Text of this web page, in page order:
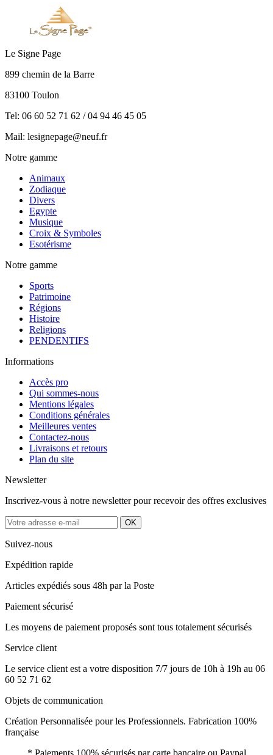
Le Signe Page
899 chemin de la Barre
83100 Toulon
Tel: 06 60 52 71 62 / 04 94 46 45 05
Mail: lesignepage@neuf.fr
Notre gamme
Animaux
Zodiaque
Divers
Egypte
Musique
Croix & Symboles
Esotérisme
Notre gamme
Sports
Patrimoine
Régions
Histoire
Religions
PENDENTIFS
Informations
Accès pro
Qui sommes-nous
Mentions légales
Conditions générales
Meilleures ventes
Contactez-nous
Livraisons et retours
Plan du site
Newsletter
Inscrivez-vous à notre newsletter pour recevoir des offres exclusives
Suivez-nous
Expédition rapide
Articles expédiés sous 48h par la Poste
Paiement sécurisé
Les moyens de paiement proposés sont tous totalement sécurisés
Service client
Le service client est a votre disposition 7/7 jours de 10h à 19h au 06
60 52 71 62
Objets de communication
Création Personnalisée pour les Professionnels. Fabrication 100%
française